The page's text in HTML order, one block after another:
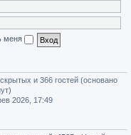
меня
и 366 гостей (основано
2026, 17:49